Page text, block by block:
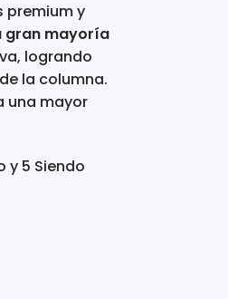
premium y
gran mayoría
logrando
la columna.
una mayor
y 5 Siendo